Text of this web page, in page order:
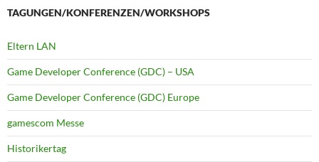
TAGUNGEN/KONFERENZEN/WORKSHOPS
Eltern LAN
Game Developer Conference (GDC) – USA
Game Developer Conference (GDC) Europe
gamescom Messe
Historikertag